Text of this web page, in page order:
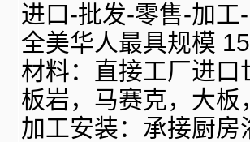
进口-批发-零售-加工
全美华人最具规模
材料：直接工厂进
板岩，马赛克，大
加工安装：承接厨